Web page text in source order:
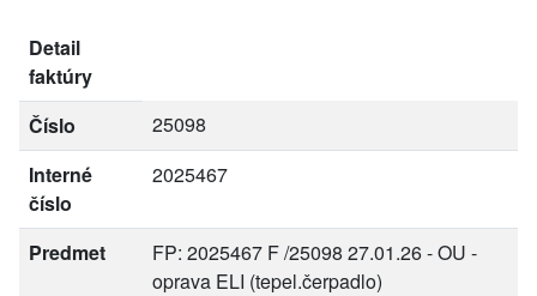
Detail
faktúry
Číslo
25098
Interné
číslo
2025467
Predmet
FP: 2025467 F /25098 27.01.26 - OU -
oprava ELI (tepel.čerpadlo)